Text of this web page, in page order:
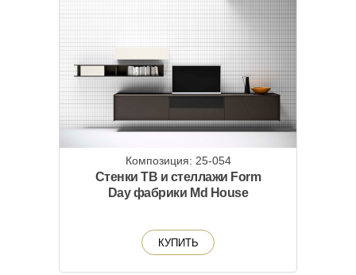
Композиция: 25-054
Стенки ТВ и стеллажи Form
Day фабрики Md House
КУПИТЬ